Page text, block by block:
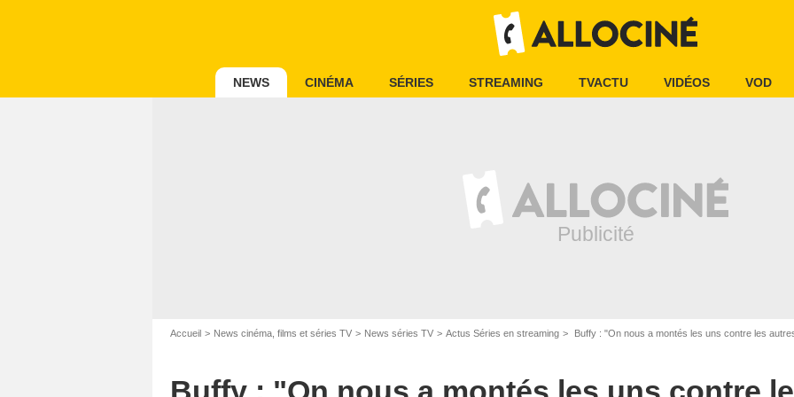
NEWS CINÉMA SÉRIES STREAMING TVACTU VIDÉOS VOD
Accueil News cinéma, films et séries TV News séries TV Actus Séries en streaming Buffy : "On nous a montés les uns contre les